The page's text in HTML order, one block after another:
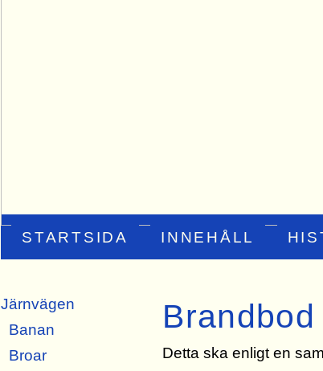
STARTSIDA INNEHÅLL
Järnvägen
Banan
Broar
Detta ska enligt en